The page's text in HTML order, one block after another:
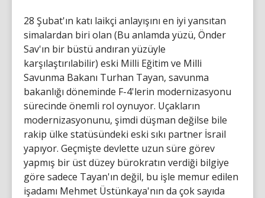
28 Şubat'ın katı laikçi anlayışını en iyi yansıtan
simalardan biri olan (Bu anlamda yüzü, Önder
Sav'ın bir büstü andıran yüzüyle
karşılaştırılabilir) eski Milli Eğitim ve Milli
Savunma Bakanı Turhan Tayan, savunma
bakanlığı döneminde F-4'lerin modernizasyonu
sürecinde önemli rol oynuyor. Uçakların
modernizasyonunu, şimdi düşman değilse bile
rakip ülke statüsündeki eski sıkı partner İsrail
yapıyor. Geçmişte devlette uzun süre görev
yapmış bir üst düzey bürokratın verdiği bilgiye
göre sadece Tayan'ın değil, bu işle memur edilen
işadamı Mehmet Üstünkaya'nın da çok sayıda